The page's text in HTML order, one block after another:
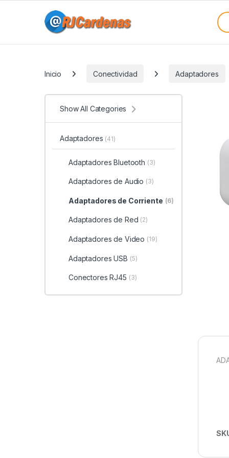
Inicio Conectividad Adaptadores
Show All Categories
Adaptadores (41)
Adaptadores Bluetooth (3)
Adaptadores de Audio (3)
Adaptadores de Corriente (6)
Adaptadores de Red (2)
Adaptadores de Video (19)
Adaptadores USB (5)
Conectores RJ45 (3)